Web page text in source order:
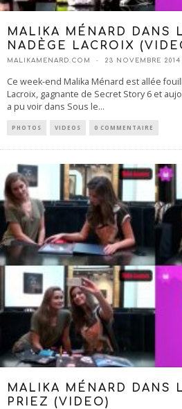
MALIKA MÉNARD DANS
NADÈGE LACROIX
MALIKAMENARD.COM 23 NOVEMBRE 2014
Ce week-end Malika Ménard est allée
Lacroix, gagnante de Secret Story 6 et
a pu voir dans Sous le...
PHOTOS VIDEOS 0 COMMENTAIRE
MALIKA MÉNARD DANS
PRIEZ (VIDEO)